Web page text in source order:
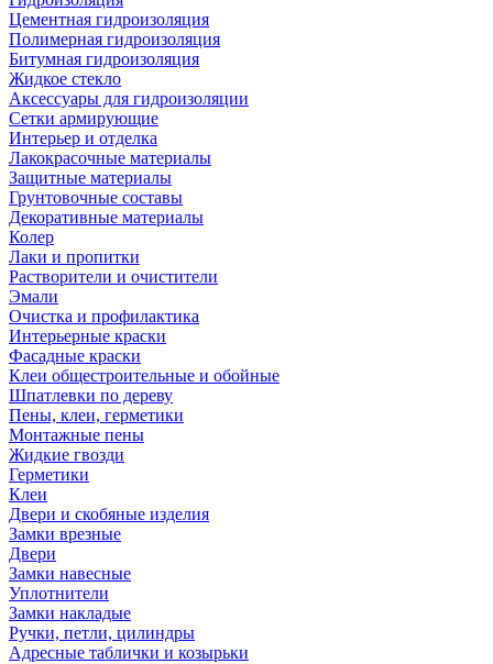
Цементная гидроизоляция
Полимерная гидроизоляция
Битумная гидроизоляция
Жидкое стекло
Аксессуары для гидроизоляции
Сетки армирующие
Интерьер и отделка
Лакокрасочные материалы
Защитные материалы
Грунтовочные составы
Декоративные материалы
Колер
Лаки и пропитки
Растворители и очистители
Эмали
Очистка и профилактика
Интерьерные краски
Фасадные краски
Клеи общестроительные и обойные
Шпатлевки по дереву
Пены, клеи, герметики
Монтажные пены
Жидкие гвозди
Герметики
Клеи
Двери и скобяные изделия
Замки врезные
Двери
Замки навесные
Уплотнители
Замки накладые
Ручки, петли, цилиндры
Адресные таблички и козырьки